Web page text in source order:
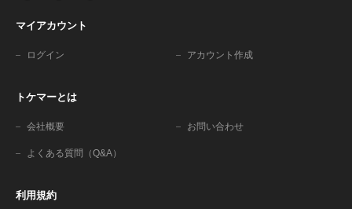
マイアカウント
ログイン アカウント作成
トケマーとは
会社概要 お問い合わせ
よくある質問（Q&A）
利用規約